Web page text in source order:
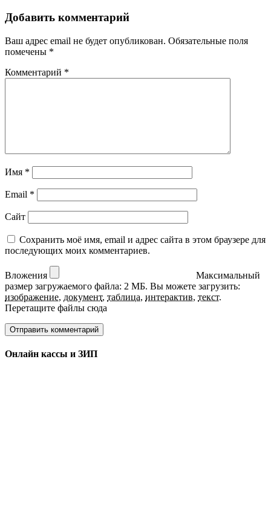
Добавить комментарий
Ваш адрес email не будет опубликован. Обязательные поля
помечены *
Комментарий *
Имя *
Email *
Сайт
Сохранить моё имя, email и адрес сайта в этом браузере для
последующих моих комментариев.
Вложения
Максимальный
размер загружаемого файла: 2 МБ. Вы можете загрузить:
изображение, документ, таблица, интерактив, текст.
Перетащите файлы сюда
Онлайн кассы и ЗИП